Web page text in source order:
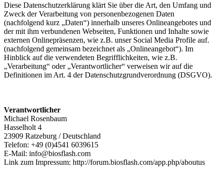
Diese Datenschutzerklärung klärt Sie über die Art, den Umfang und
Zweck der Verarbeitung von personenbezogenen Daten
(nachfolgend kurz „Daten“) innerhalb unseres Onlineangebotes und
der mit ihm verbundenen Webseiten, Funktionen und Inhalte sowie
externen Onlinepräsenzen, wie z.B. unser Social Media Profile auf.
(nachfolgend gemeinsam bezeichnet als „Onlineangebot“). Im
Hinblick auf die verwendeten Begrifflichkeiten, wie z.B.
„Verarbeitung“ oder „Verantwortlicher“ verweisen wir auf die
Definitionen im Art. 4 der Datenschutzgrundverordnung (DSGVO).
Verantwortlicher
Michael Rosenbaum
Hasselholt 4
23909 Ratzeburg / Deutschland
Telefon: +49 (0)4541 6039615
E-Mail: info@biosflash.com
Link zum Impressum: http://forum.biosflash.com/app.php/aboutus